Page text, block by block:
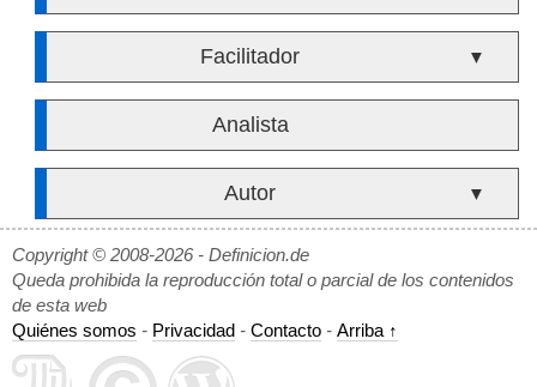
Facilitador ▼
Analista
Autor ▼
Copyright © 2008-2026 - Definicion.de
Queda prohibida la reproducción total o parcial de los contenidos
de esta web
Quiénes somos - Privacidad - Contacto - Arriba ↑